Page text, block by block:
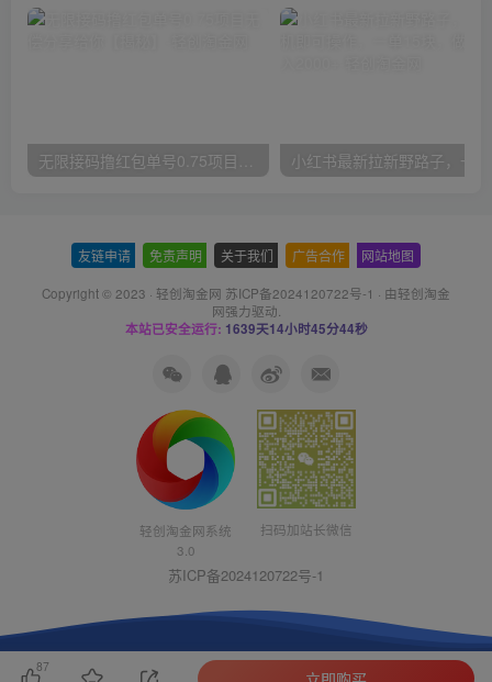
无限接码撸红包单号0.75项目无偿分享给你【揭秘】
友链申请 免责声明 关于我们 广告合作 网站地图
Copyright © 2023 · 轻创淘金网 苏ICP备2024120722号-1 · 由轻创淘金
网强力驱动.
本站已安全运行: 1639天14小时45分45秒
轻创淘金网系统
3.0
扫码加站长微信
苏ICP备2024120722号-1
87